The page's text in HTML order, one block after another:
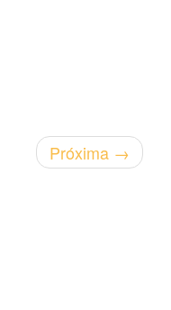
Próxima →